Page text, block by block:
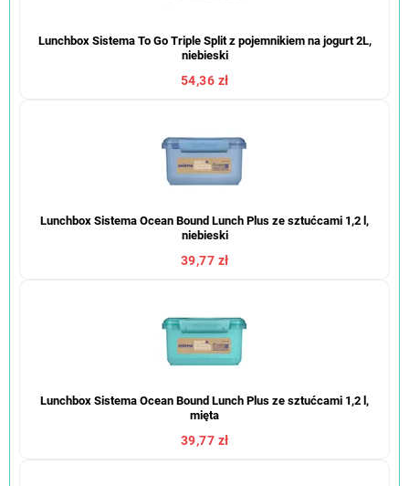
Lunchbox Sistema To Go Triple Split z pojemnikiem na jogurt 2L,
niebieski
54,36 zł
Lunchbox Sistema Ocean Bound Lunch Plus ze sztućcami 1,2 l,
niebieski
39,77 zł
Lunchbox Sistema Ocean Bound Lunch Plus ze sztućcami 1,2 l,
mięta
39,77 zł